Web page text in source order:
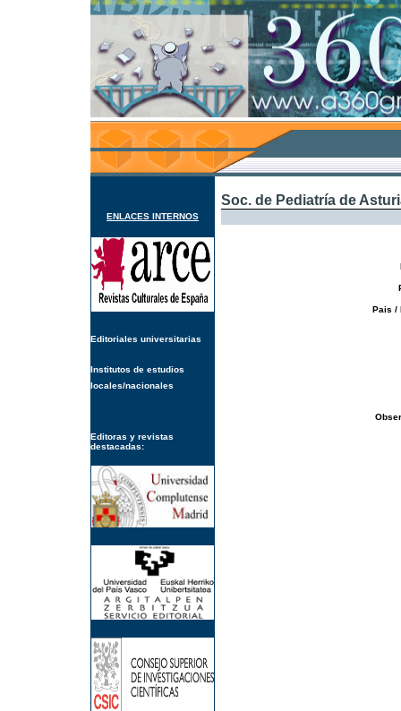
ENLACES INTERNOS
Editoriales universitarias
Institutos de estudios
locales/nacionales
Editoras y revistas
destacadas:
Soc. de Pediatría de
Pais /